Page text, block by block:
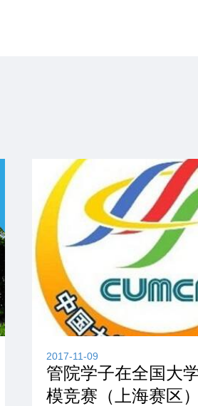
2017-11-09
管院学子在全国大
模竞赛（上海赛区